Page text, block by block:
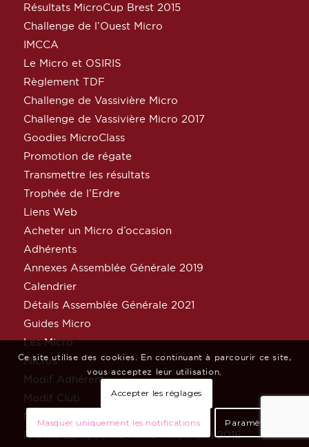
Résultats MicroCup Brest 2015
Challenge de l’Ouest Micro
IMCCA
Le Micro et OSIRIS
Règlement TDF
Challenge de Vassivière Micro
Challenge de Vassivière Micro 2017
Goodies MicroClass
Promotion de régate
Transmettre les résultats
Trophée de l’Erdre
Liens Web
Acheter un Micro d’occasion
Adhérents
Annexes Assemblée Générale 2019
Calendrier
Détails Assemblée Générale 2021
Guides Micro
Les Micro
Micros
Modif Adhérents
Modif Club
Modif Coureur
Photos Européenne Micro Plobsheim 2016
Ce site utilise des cookies. En continuant à parcourir ce site,
vous acceptez leur utilisation.
Accepter les réglages
Masquer uniquement les notifications Paramètres